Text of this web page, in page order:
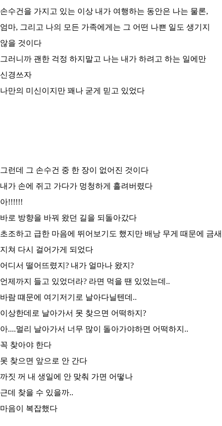
손수건을 가지고 있는 이상 내가 여행하는 동안은 나는 물론,
엄마, 그리고 나의 모든 가족에게는 그 어떤 나쁜 일도 생기지
않을 것이다
그러니까 괜한 걱정 하지말고 나는 내가 하려고 하는 일에만
신경쓰자
나만의 미신이지만 꽤나 굳게 믿고 있었다
그런데 그 손수건 중 한 장이 없어진 것이다
내가 손에 쥐고 가다가 멍청하게 흘려버렸다
아!!!!!!
바로 방향을 바꿔 왔던 길을 되돌아갔다
초조하고 급한 마음에 뛰어보기도 했지만 배낭 무게 때문에 금새
지쳐 다시 걸어가게 되었다
어디서 떨어뜨렸지? 내가 얼마나 왔지?
언제까지 들고 있었더라? 라면 먹을 땐 있었는데..
바람 떄문에 여기저기로 날아다닐텐데..
이상한데로 날아가서 못 찾으면 어떡하지?
아....멀리 날아가서 너무 많이 돌아가야하면 어떡하지..
꼭 찾아야 한다
못 찾으면 앞으로 안 간다
까짓 꺼 내 생일에 안 맞춰 가면 어떻나
근데 찾을 수 있을까..
마음이 복잡했다